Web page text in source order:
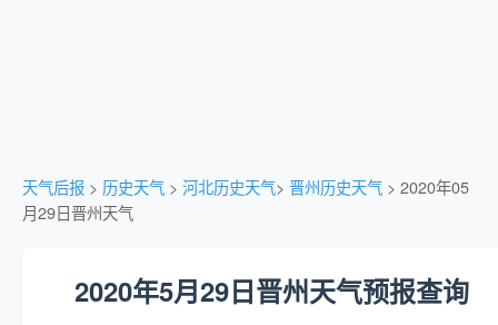
天气后报 > 历史天气 > 河北历史天气> 晋州历史天气 > 2020年05
月29日晋州天气
2020年5月29日晋州天气预报查询